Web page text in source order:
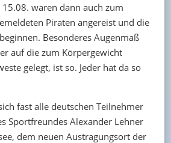
waren dann auch zum
Piraten angereist und die
Besonderes Augenmaß
auf die zum Körpergewicht
gelegt, ist so. Jeder hat da so
fast alle deutschen Teilnehmer
Sportfreundes Alexander Lehner
dem neuen Austragungsort der